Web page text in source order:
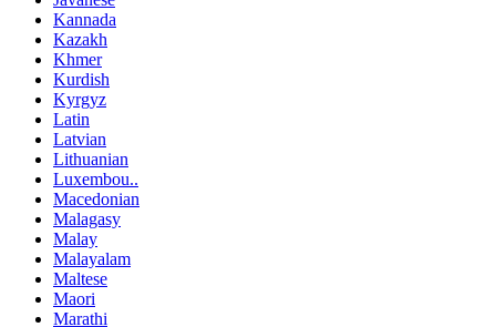
Kannada
Kazakh
Khmer
Kurdish
Kyrgyz
Latin
Latvian
Lithuanian
Luxembou..
Macedonian
Malagasy
Malay
Malayalam
Maltese
Maori
Marathi